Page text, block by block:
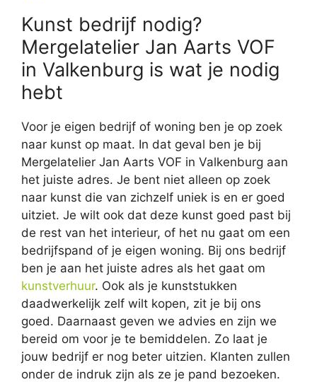
Kunst bedrijf nodig?
Mergelatelier Jan Aarts VOF
in Valkenburg is wat je nodig
hebt
Voor je eigen bedrijf of woning ben je op zoek
naar kunst op maat. In dat geval ben je bij
Mergelatelier Jan Aarts VOF in Valkenburg aan
het juiste adres. Je bent niet alleen op zoek
naar kunst die van zichzelf uniek is en er goed
uitziet. Je wilt ook dat deze kunst goed past bij
de rest van het interieur, of het nu gaat om een
bedrijfspand of je eigen woning. Bij ons bedrijf
ben je aan het juiste adres als het gaat om
kunstverhuur. Ook als je kunststukken
daadwerkelijk zelf wilt kopen, zit je bij ons
goed. Daarnaast geven we advies en zijn we
bereid om voor je te bemiddelen. Zo laat je
jouw bedrijf er nog beter uitzien. Klanten zullen
onder de indruk zijn als ze je pand bezoeken.